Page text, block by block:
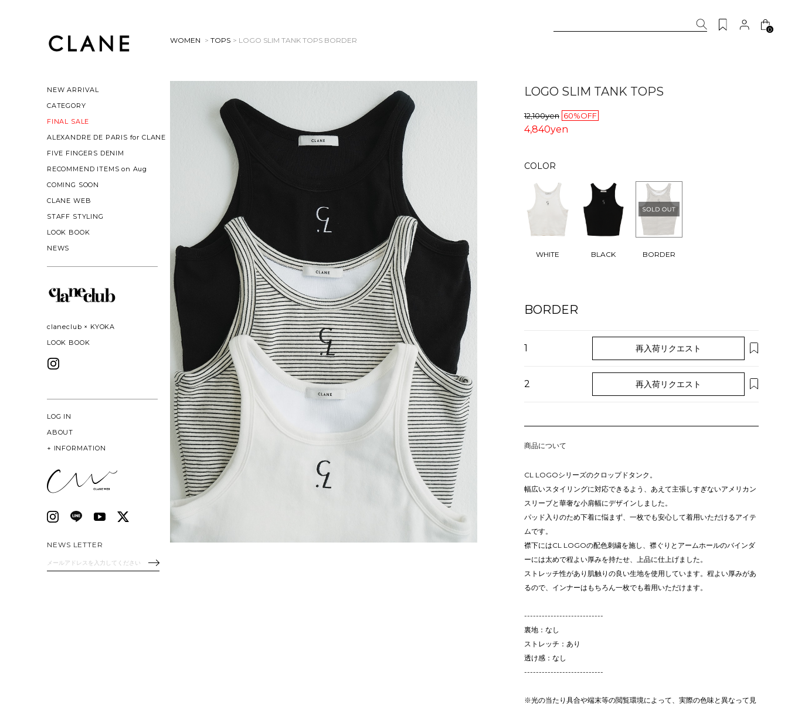
NEW ARRIVAL
CATEGORY
FINAL SALE
ALEXANDRE DE PARIS for CLANE
FIVE FINGERS DENIM
RECOMMEND ITEMS on Aug
COMING SOON
CLANE WEB
STAFF STYLING
LOOK BOOK
NEWS
claneclub × KYOKA
LOOK BOOK
LOG IN
ABOUT
+ INFORMATION
NEWS LETTER
0
WOMEN > TOPS > LOGO SLIM TANK TOPS BORDER
LOGO SLIM TANK TOPS
12,100yen 60%OFF
4,840yen
COLOR
WHITE BLACK BORDER
BORDER
1 再入荷リクエスト
2 再入荷リクエスト
商品について
CL LOGOシリーズのクロップドタンク。
幅広いスタイリングに対応できるよう、あえて主張しすぎないアメリカン
スリーブと華奢な小肩幅にデザインしました。
パッド入りのため下着に悩まず、一枚でも安心して着用いただけるアイテ
ムです。
襟下にはCL LOGOの配色刺繍を施し、襟ぐりとアームホールのバインダ
ーには太めで程よい厚みを持たせ、上品に仕上げました。
ストレッチ性があり肌触りの良い生地を使用しています。程よい厚みがあ
るので、インナーはもちろん一枚でも着用いただけます。
---------------------------
裏地：なし
ストレッチ：あり
透け感：なし
---------------------------
※光の当たり具合や端末等の閲覧環境によって、実際の色味と異なって見